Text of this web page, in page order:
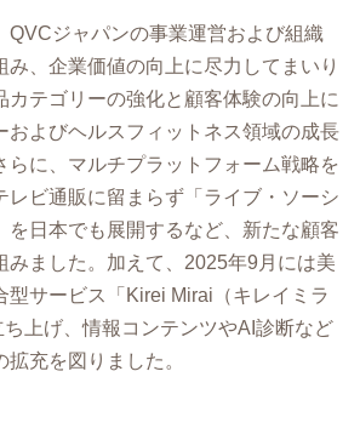
QVCジャパンの事業運営および組織
み、企業価値の向上に尽力してまいり
カテゴリーの強化と顧客体験の向上に
およびヘルスフィットネス領域の成長
らに、マルチプラットフォーム戦略を
レビ通販に留まらず「ライブ・ソーシ
を日本でも展開するなど、新たな顧客
みました。加えて、2025年9月には美
型サービス「Kirei Mirai（キレイミラ
上げ、情報コンテンツやAI診断など
充を図りました。